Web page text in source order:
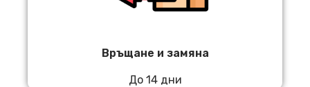
Връщане и замяна
До 14 дни